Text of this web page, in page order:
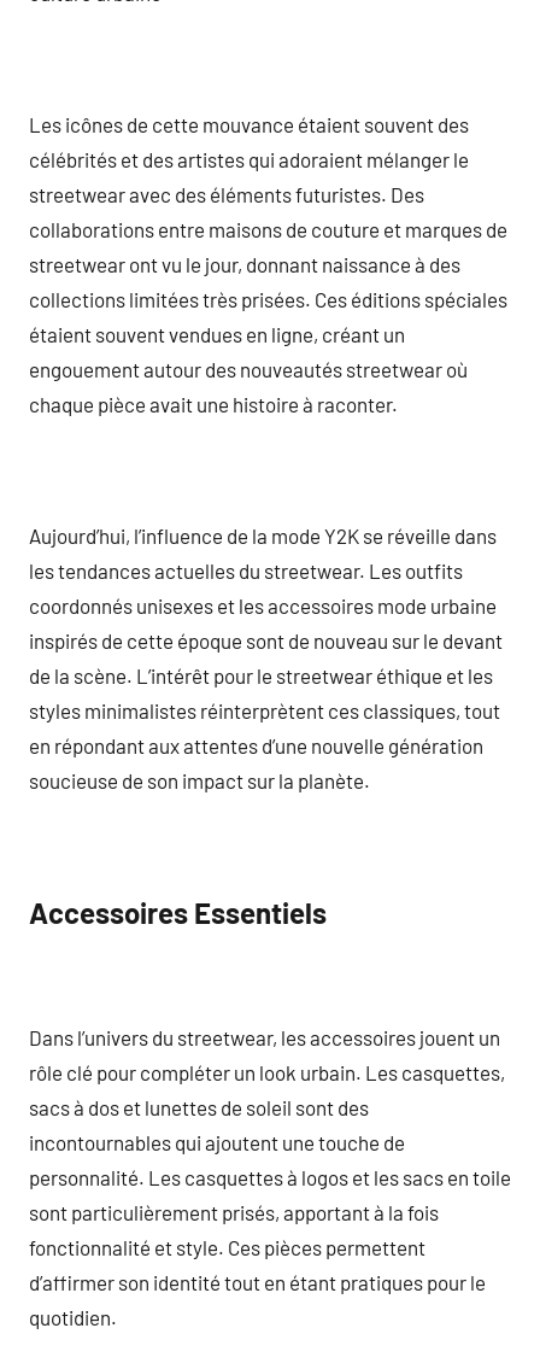
Les icônes de cette mouvance étaient souvent des
célébrités et des artistes qui adoraient mélanger le
streetwear avec des éléments futuristes. Des
collaborations entre maisons de couture et marques de
streetwear ont vu le jour, donnant naissance à des
collections limitées très prisées. Ces éditions spéciales
étaient souvent vendues en ligne, créant un
engouement autour des nouveautés streetwear où
chaque pièce avait une histoire à raconter.
Aujourd’hui, l’influence de la mode Y2K se réveille dans
les tendances actuelles du streetwear. Les outfits
coordonnés unisexes et les accessoires mode urbaine
inspirés de cette époque sont de nouveau sur le devant
de la scène. L’intérêt pour le streetwear éthique et les
styles minimalistes réinterprètent ces classiques, tout
en répondant aux attentes d’une nouvelle génération
soucieuse de son impact sur la planète.
Accessoires Essentiels
Dans l’univers du streetwear, les accessoires jouent un
rôle clé pour compléter un look urbain. Les casquettes,
sacs à dos et lunettes de soleil sont des
incontournables qui ajoutent une touche de
personnalité. Les casquettes à logos et les sacs en toile
sont particulièrement prisés, apportant à la fois
fonctionnalité et style. Ces pièces permettent
d’affirmer son identité tout en étant pratiques pour le
quotidien.